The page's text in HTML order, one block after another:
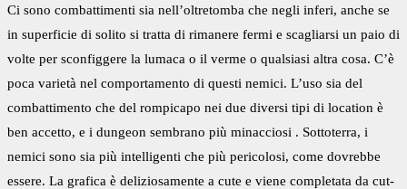
Ci sono combattimenti sia nell’oltretomba che negli inferi, anche se
in superficie di solito si tratta di rimanere fermi e scagliarsi un paio di
volte per sconfiggere la lumaca o il verme o qualsiasi altra cosa. C’è
poca varietà nel comportamento di questi nemici. L’uso sia del
combattimento che del rompicapo nei due diversi tipi di location è
ben accetto, e i dungeon sembrano più minacciosi . Sottoterra, i
nemici sono sia più intelligenti che più pericolosi, come dovrebbe
essere. La grafica è deliziosamente a cute e viene completata da cut-